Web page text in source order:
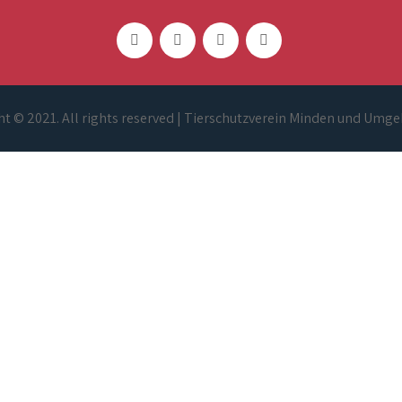
© 2021. All rights reserved | Tierschutzverein Minden und